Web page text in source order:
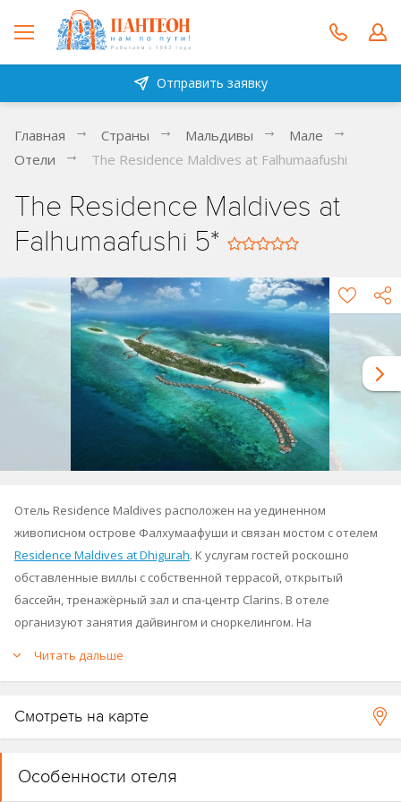
Отправить заявку
Главная Страны Мальдивы
Мале
Отели
The Residence Maldives at Falhumaafushi
The Residence Maldives at
Falhumaafushi 5*
Отель Residence Maldives расположен на уединенном
живописном острове Фалхумаафуши и связан мостом с отелем
Residence Maldives at Dhigurah. К услугам гостей роскошно
обставленные виллы с собственной террасой, открытый
бассейн, тренажёрный зал и спа-центр Clarins. В отеле
организуют занятия дайвингом и сноркелингом. На
располагает собственным дайвинг-центром PADI 5* и окружен
домашнего рифа отеля The Falhumaa Reef – от 1 до 28 метров.
соседним островом и отелем
Читать дальше
Смотреть на карте
Особенности отеля